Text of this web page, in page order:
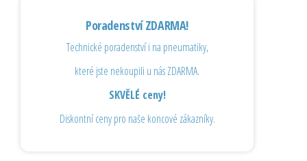
Poradenství ZDARMA!
Technické poradenství i na pneumatiky,
které jste nekoupili u nás ZDARMA.
SKVĚLÉ ceny!
Diskontní ceny pro naše koncové zákazníky.